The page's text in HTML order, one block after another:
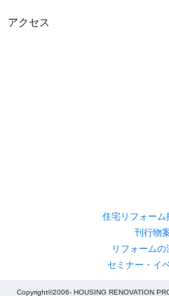
アクセス
住宅リフォーム
刊行物
リフォーム
セミナー・イ
Copyright©2006- HOUSING RENOVATION